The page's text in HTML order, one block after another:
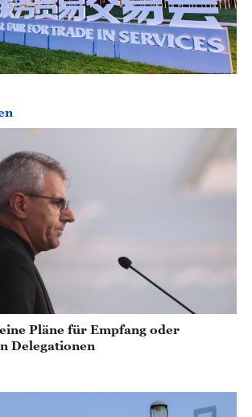
Pläne für Empfang oder
Delegationen